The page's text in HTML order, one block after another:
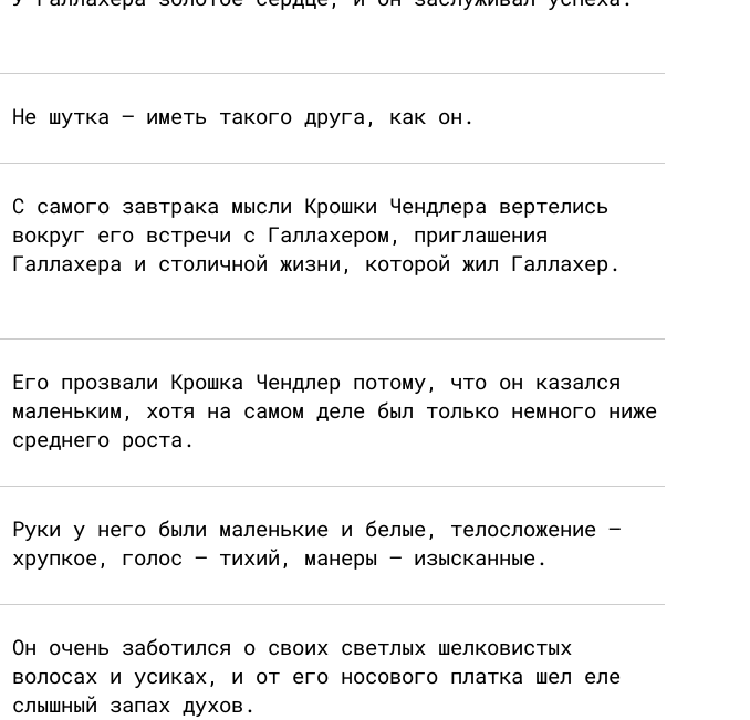
Не шутка — иметь такого друга, как он.
С самого завтрака мысли Крошки Чендлера вертелись
вокруг его встречи с Галлахером, приглашения
Галлахера и столичной жизни, которой жил Галлахер.
Его прозвали Крошка Чендлер потому, что он казался
маленьким, хотя на самом деле был только немного ниже
среднего роста.
Руки у него были маленькие и белые, телосложение —
хрупкое, голос — тихий, манеры — изысканные.
Он очень заботился о своих светлых шелковистых
волосах и усиках, и от его носового платка шел еле
слышный запах духов.